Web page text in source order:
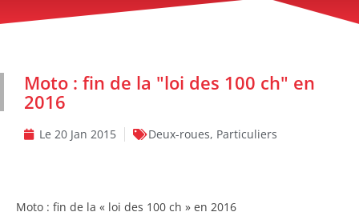
Moto : fin de la "loi des 100 ch" en
2016
Le 20 Jan 2015 Deux-roues, Particuliers
Moto : fin de la « loi des 100 ch » en 2016